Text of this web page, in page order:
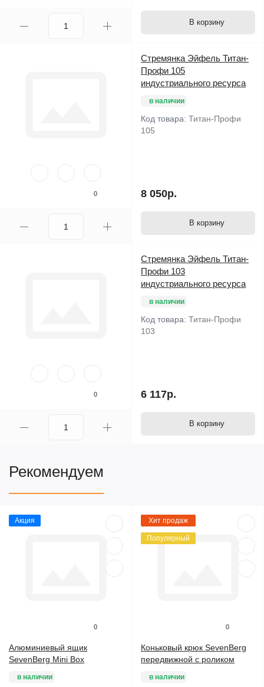
В корзину
0
Стремянка Эйфель Титан-
Профи 105
индустриального ресурса
в наличии
Код товара: Титан-Профи
105
8 050р.
В корзину
0
Стремянка Эйфель Титан-
Профи 103
индустриального ресурса
в наличии
Код товара: Титан-Профи
103
6 117р.
В корзину
Рекомендуем
Акция
0
Алюминиевый ящик
SevenBerg Mini Box
в наличии
Хит продаж
Популярный
0
Коньковый крюк SevenBerg
передвижной с роликом
в наличии